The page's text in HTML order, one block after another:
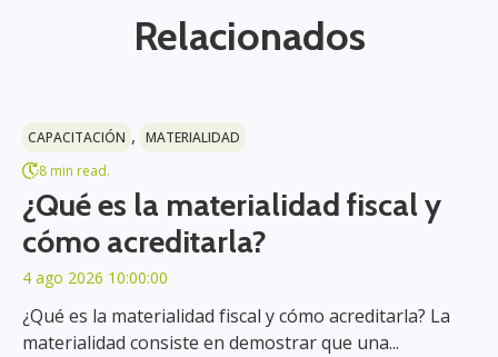
Relacionados
CAPACITACIÓN , MATERIALIDAD
8 min read.
¿Qué es la materialidad fiscal y
cómo acreditarla?
4 ago 2026 10:00:00
¿Qué es la materialidad fiscal y cómo acreditarla? La
materialidad consiste en demostrar que una...